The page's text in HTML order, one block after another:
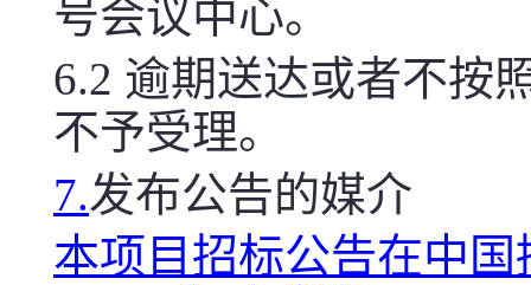
号会议中心。
6.2 逾期送达或者不按
不予受理。
7.发布公告的媒介
本项目招标公告在中国